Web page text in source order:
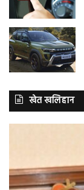
खेत खलिहान